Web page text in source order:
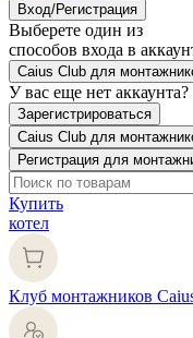
Вход/Регистрация
Выберете один из
способов входа в
Caius Club для
У вас еще нет аккаунта?
Зарегистрироваться
Caius Club для
Регистрация для
Купить
котел
Клуб монтажников